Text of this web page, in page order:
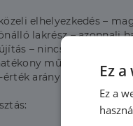
elhelyezkedés –
lakrész – azonnali
– nincs további
működés
arány a lokációhoz
Ez
Ez a